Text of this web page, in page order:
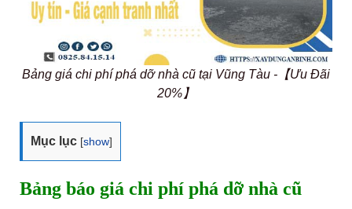
Bảng giá chi phí phá dỡ nhà cũ tại Vũng Tàu -【Ưu Đãi
20%】
Mục lục [show]
Bảng báo giá chi phí phá dỡ nhà cũ